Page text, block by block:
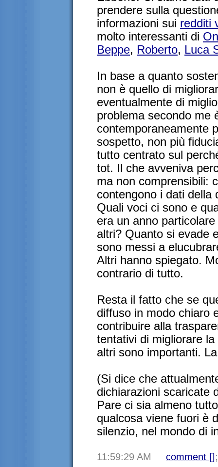
prendere sulla
informazioni sui redditi
molto interessanti di
Beppe, Roberto, Luca
In base a quanto
non è quello di
eventualmente di
problema secondo me
contemporaneamente
sospetto, non più
tutto centrato sul
tot. Il che avveniva
ma non comprensibili:
contengono i dati della
Quali voci ci sono e
era un anno
altri? Quanto si evade
sono messi a
Altri hanno spiegato.
contrario di tutto.
Resta il fatto che se
diffuso in modo chiaro
contribuire alla
tentativi di migliorare
altri sono importanti.
(Si dice che
dichiarazioni scaricate
Pare ci sia almeno
qualcosa viene fuori è
silenzio, nel mondo di
11:59:29 AM comment [] ;